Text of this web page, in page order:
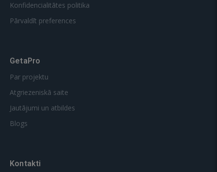
Konfidencialitātes politika
Pārvaldīt preferences
GetaPro
Par projektu
Atgriezeniskā saite
Jautājumi un atbildes
Blogs
Kontakti